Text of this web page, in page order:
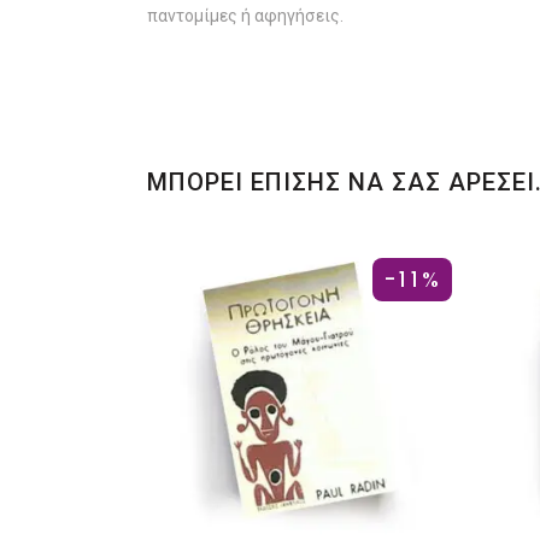
παντομίμες ή αφηγήσεις.
ΜΠΟΡΕΙ ΕΠΙΣΗΣ ΝΑ ΣΑΣ
-11%